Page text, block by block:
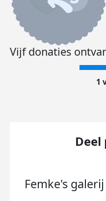
Vijf donaties
1
Deel
Femke's galerij